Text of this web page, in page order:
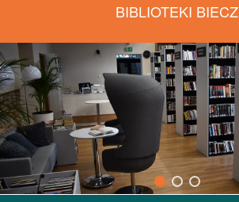
BIBLIOTEKI BIECZ